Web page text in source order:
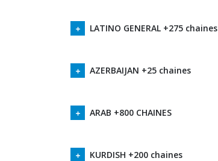
LATINO GENERAL +275 chaines
AZERBAIJAN +25 chaines
ARAB +800 CHAINES
KURDISH +200 chaines